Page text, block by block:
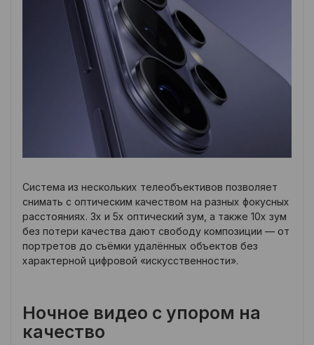
Система из нескольких телеобъективов позволяет
снимать с оптическим качеством на разных фокусных
расстояниях. 3x и 5x оптический зум, а также 10x зум
без потери качества дают свободу композиции — от
портретов до съёмки удалённых объектов без
характерной цифровой «искусственности».
Ночное видео с упором на
качество